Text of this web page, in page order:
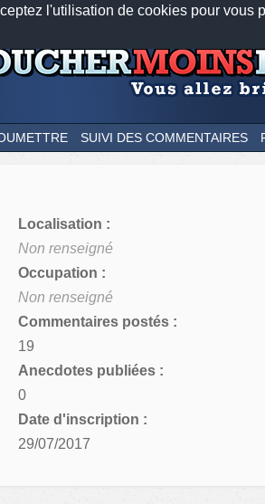
l'utilisation de cookies pour vous
Nos applications
SUIVI DES COMMENTAIRES
Localisation :
Non renseigné
Occupation :
Non renseigné
Commentaires postés :
19
Anecdotes publiées :
0
Date d'inscription :
29/07/2017